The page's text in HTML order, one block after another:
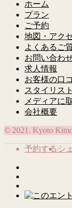
ホーム
プラン
ご予約
地図・アク
よくあるご
お問い合わ
求人情報
お客様の口
スタイリス
メディアに
会社概要
© 2021. Kyoto
予約する シ